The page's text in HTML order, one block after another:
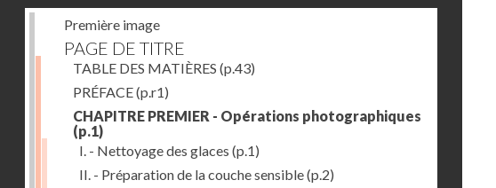
Première image
PAGE DE TITRE
TABLE DES MATIÈRES (p.43)
PRÉFACE(p.r1)
CHAPITRE PREMIER - Opérations photographiques
(p.1)
I. - Nettoyage des glaces (p.1)
II. - Préparation de la couche sensible(p.2)